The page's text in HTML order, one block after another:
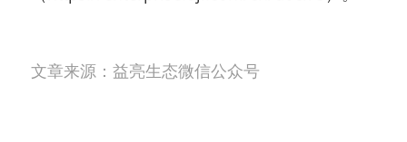
文章来源：益亮生态微信公众号